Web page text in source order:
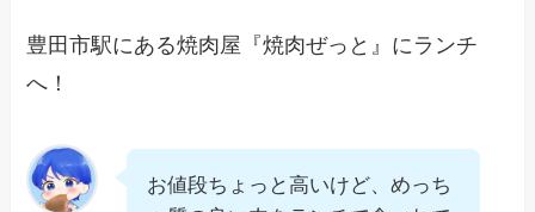
豊田市駅にある焼肉屋『焼肉ぜっと』にランチ
へ！
お値段ちょっと高いけど、めっち